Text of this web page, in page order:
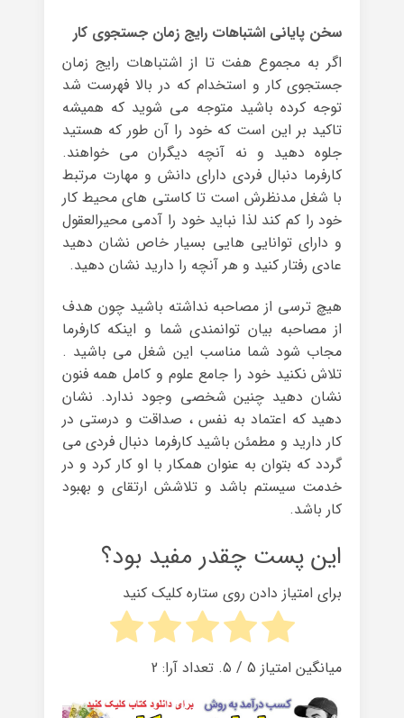
سخن پایانی اشتباهات رایج زمان جستجوی کار
اگر به مجموع هفت تا از اشتباهات رایج زمان
جستجوی کار و استخدام که در بالا فهرست شد
توجه کرده باشید متوجه می شوید که همیشه
تاکید بر این است که خود را آن طور که هستید
جلوه دهید و نه آنچه دیگران می خواهند.
کارفرما دنبال فردی دارای دانش و مهارت مرتبط
با شغل مدنظرش است تا کاستی های محیط کار
خود را کم کند لذا نباید خود را آدمی محیرالعقول
و دارای توانایی هایی بسیار خاص نشان دهید
عادی رفتار کنید و هر آنچه را دارید نشان دهید.
هیچ ترسی از مصاحبه نداشته باشید چون هدف
از مصاحبه بیان توانمندی شما و اینکه کارفرما
مجاب شود شما مناسب این شغل می باشید .
تلاش نکنید خود را جامع علوم و کامل همه فنون
نشان دهید چنین شخصی وجود ندارد. نشان
دهید که اعتماد به نفس ، صداقت و درستی در
کار دارید و مطمئن باشید کارفرما دنبال فردی می
گردد که بتوان به عنوان همکار با او کار کرد و در
خدمت سیستم باشد و تلاشش ارتقای و بهبود
کار باشد.
این پست چقدر مفید بود؟
برای امتیاز دادن روی ستاره کلیک کنید
میانگین امتیاز 5/ ۵. تعداد آرا: 2